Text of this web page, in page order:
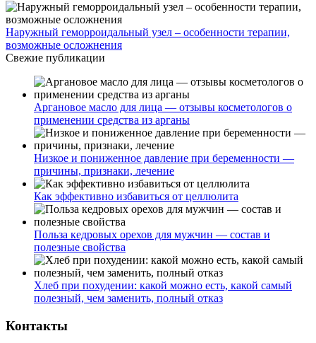
Наружный геморроидальный узел – особенности терапии,
возможные осложнения
Свежие публикации
Аргановое масло для лица — отзывы косметологов о
применении средства из арганы
Низкое и пониженное давление при беременности —
причины, признаки, лечение
Как эффективно избавиться от целлюлита
Польза кедровых орехов для мужчин — состав и
полезные свойства
Хлеб при похудении: какой можно есть, какой самый
полезный, чем заменить, полный отказ
Контакты